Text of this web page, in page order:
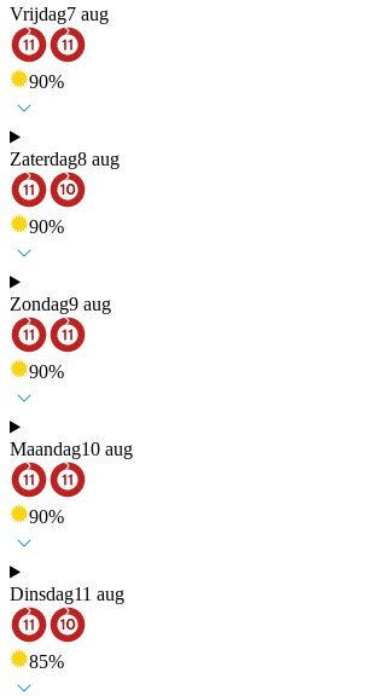
Vrijdag7 aug
90%
Zaterdag8 aug
90%
Zondag9 aug
90%
Maandag10 aug
90%
Dinsdag11 aug
85%